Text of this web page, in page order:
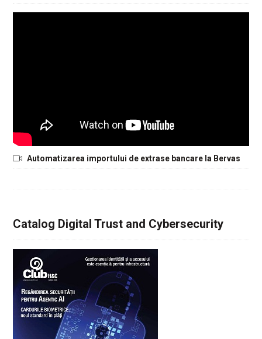
Automatizarea importului de extrase bancare la Bervas
Catalog Digital Trust and Cybersecurity